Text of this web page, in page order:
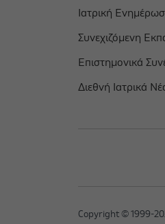
Ιατρική
Συνεχιζόμενη
Επιστημονικά
Διεθνή Ιατρικά
Copyright © 1999-